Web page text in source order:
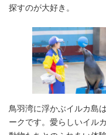
探すのが大好き。
鳥羽湾に浮かぶイルカ島
ークです。愛らしいイル